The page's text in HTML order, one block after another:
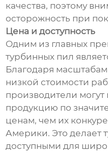
качества, поэтому
осторожность при
Цена и доступность
Одним из главных
турбинных пил
Благодаря
низкой стоимости
производители могут
продукцию по
ценам, чем их
Америки. Это делает
доступными для